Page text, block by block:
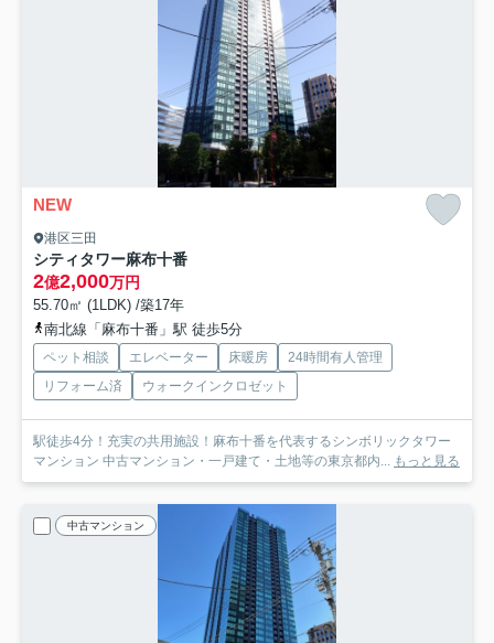
NEW
港区三田
シティタワー麻布十番
2億2,000万円
55.70㎡ (1LDK) /築17年
南北線「麻布十番」駅 徒歩5分
ペット相談 エレベーター 床暖房
24時間有人管理
リフォーム済
ウォークインクロゼット
駅徒歩4分！充実の共用施設！麻布十番を代表するシンボリックタワー
マンション 中古マンション・一戸建て・土地等の東京都内... もっと見る
中古マンション